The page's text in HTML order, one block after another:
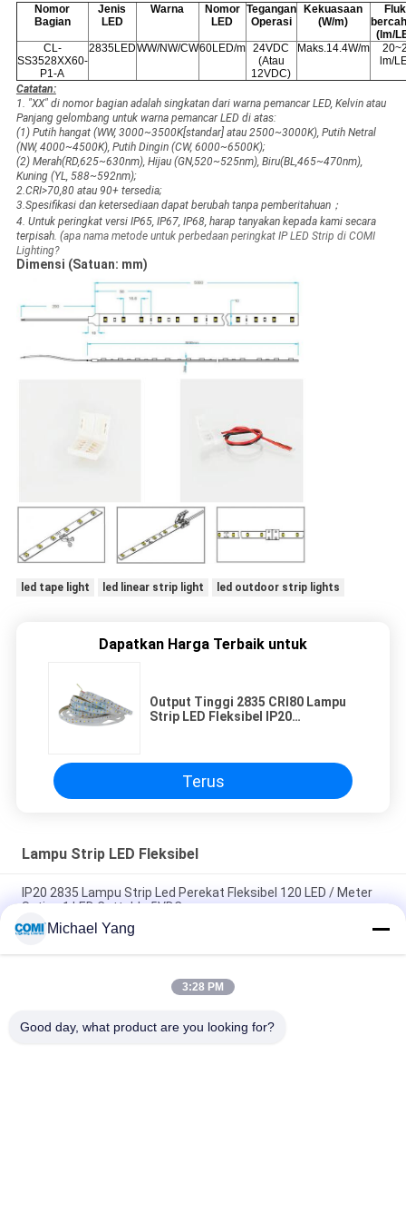
Nomor
Bagian
Jenis
LED
Warna
Nomor
LED
Tegangan
Operasi
Kekuasaan
(W/m)
(lm/
CL-
SS3528XX60-
P1-A
2835LEDWW/NW/CW60LED/m
24VDC
(Atau
12VDC)
Maks.14.4W/m
lm/
Catatan:
1. "XX" di nomor bagian adalah singkatan dari warna pemancar LED, Kelvin atau
Panjang gelombang untuk warna pemancar LED di atas:
(1) Putih hangat (WW, 3000~3500K[standar] atau 2500~3000K), Putih Netral
(NW, 4000~4500K), Putih Dingin (CW, 6000~6500K);
(2) Merah(RD,625~630nm), Hijau (GN,520~525nm), Biru(BL,465~470nm),
Kuning (YL, 588~592nm);
2.CRI>70,80 atau 90+ tersedia;
3.Spesifikasi dan ketersediaan dapat berubah tanpa pemberitahuan；
4. Untuk peringkat versi IP65, IP67, IP68, harap tanyakan kepada kami secara
terpisah. (apa nama metode untuk perbedaan peringkat IP LED Strip di COMI
Lighting?
Dimensi (Satuan: mm)
led tape light led linear strip light led outdoor strip lights
Dapatkan Harga Terbaik untuk
Output Tinggi 2835 CRI80 Lampu
Strip LED Fleksibel IP20
Terus
Lampu Strip LED Fleksibel
IP20 2835 Lampu Strip Led Perekat Fleksibel 120 LED / Meter
Setiap 1 LED Cuttable 5VDC
3500 - 4000K CRI 80 14.4W / M
Dimmable Multi Color RGBW 4 In 1 5050 Lampu Strip LED
Michael Yang
3:28 PM
Good day, what product are you looking for?